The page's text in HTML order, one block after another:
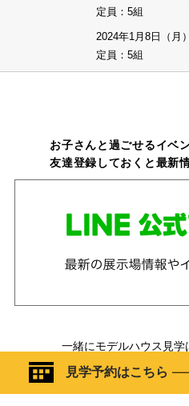
定員：5組
2024年1月8日（
定員：5組
お子さんと過ごせるイベ
友達登録しておくと最新
一緒にモデルハウス見学
見学予約はこちら